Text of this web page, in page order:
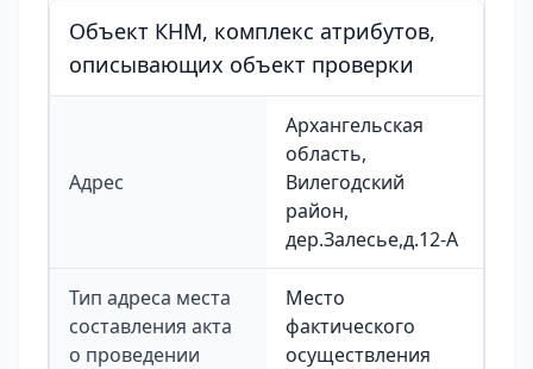
Объект КНМ, комплекс атрибутов,
описывающих объект проверки
Адрес
Архангельская
область,
Вилегодский
район,
дер.Залесье,д.12-А
Тип адреса места
составления акта
о проведении
Место
фактического
осуществления